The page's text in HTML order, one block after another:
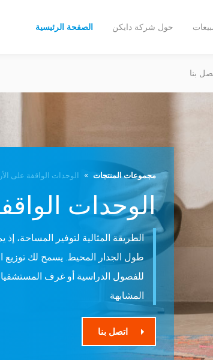
الصفحة الرئيسية حول شركة دايكن
بنا
مجموعات المنتجات الوحدات الواقفة على
الوحدات
الطريقة المثالية لتوفير المساحة،
طول الجدار المحيط. يسمح لك توزيع
للفصول الدراسية أو غرف
المشابهة
اتصل بنا